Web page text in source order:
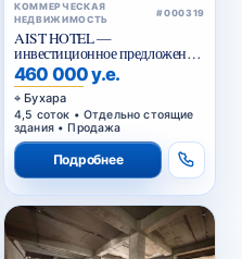
КОММЕРЧЕСКАЯ
НЕДВИЖИМОСТЬ
#000319
AIST HOTEL —
инвестиционное предложение
в историческом центре Бухары
460 000 у.е.
Бухара
4,5 соток • Отдельно стоящие
здания • Продажа
Подробнее